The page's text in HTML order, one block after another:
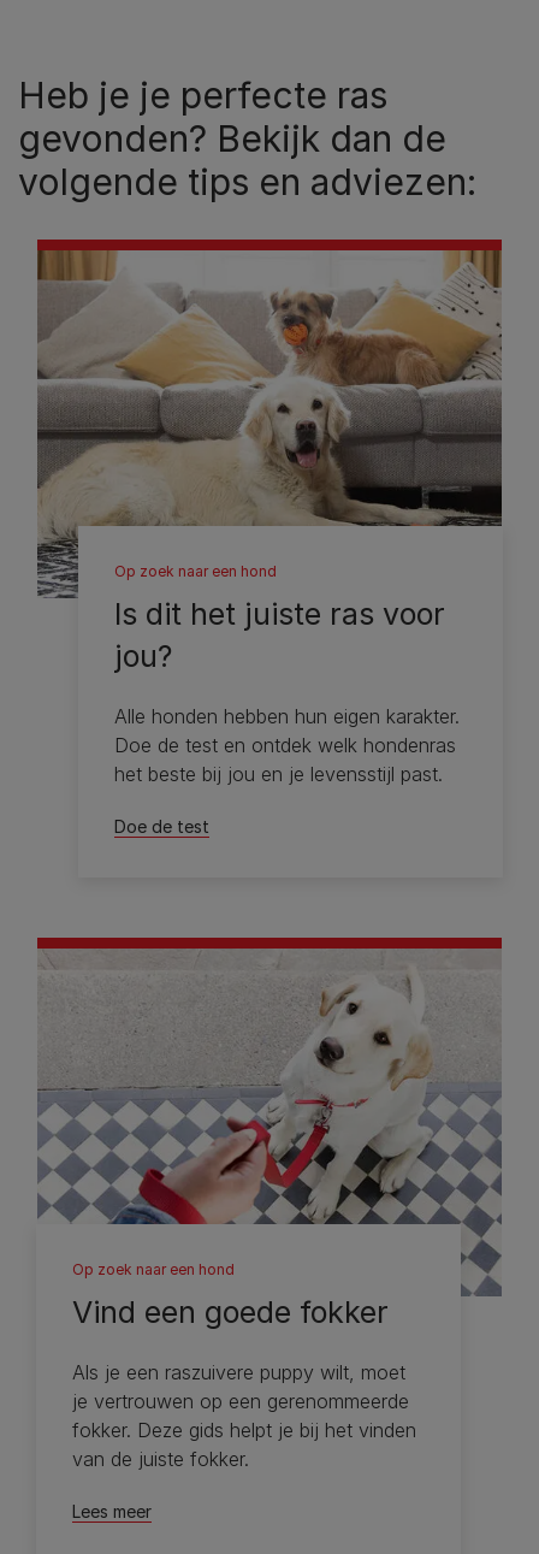
Heb je je perfecte ras
gevonden? Bekijk dan de
volgende tips en adviezen:
Op zoek naar een hond
Is dit het juiste ras voor
jou?
Alle honden hebben hun eigen karakter.
Doe de test en ontdek welk hondenras
het beste bij jou en je levensstijl past.
Doe de test
Op zoek naar een hond
Vind een goede fokker
Als je een raszuivere puppy wilt, moet
je vertrouwen op een gerenommeerde
fokker. Deze gids helpt je bij het vinden
van de juiste fokker.
Lees meer